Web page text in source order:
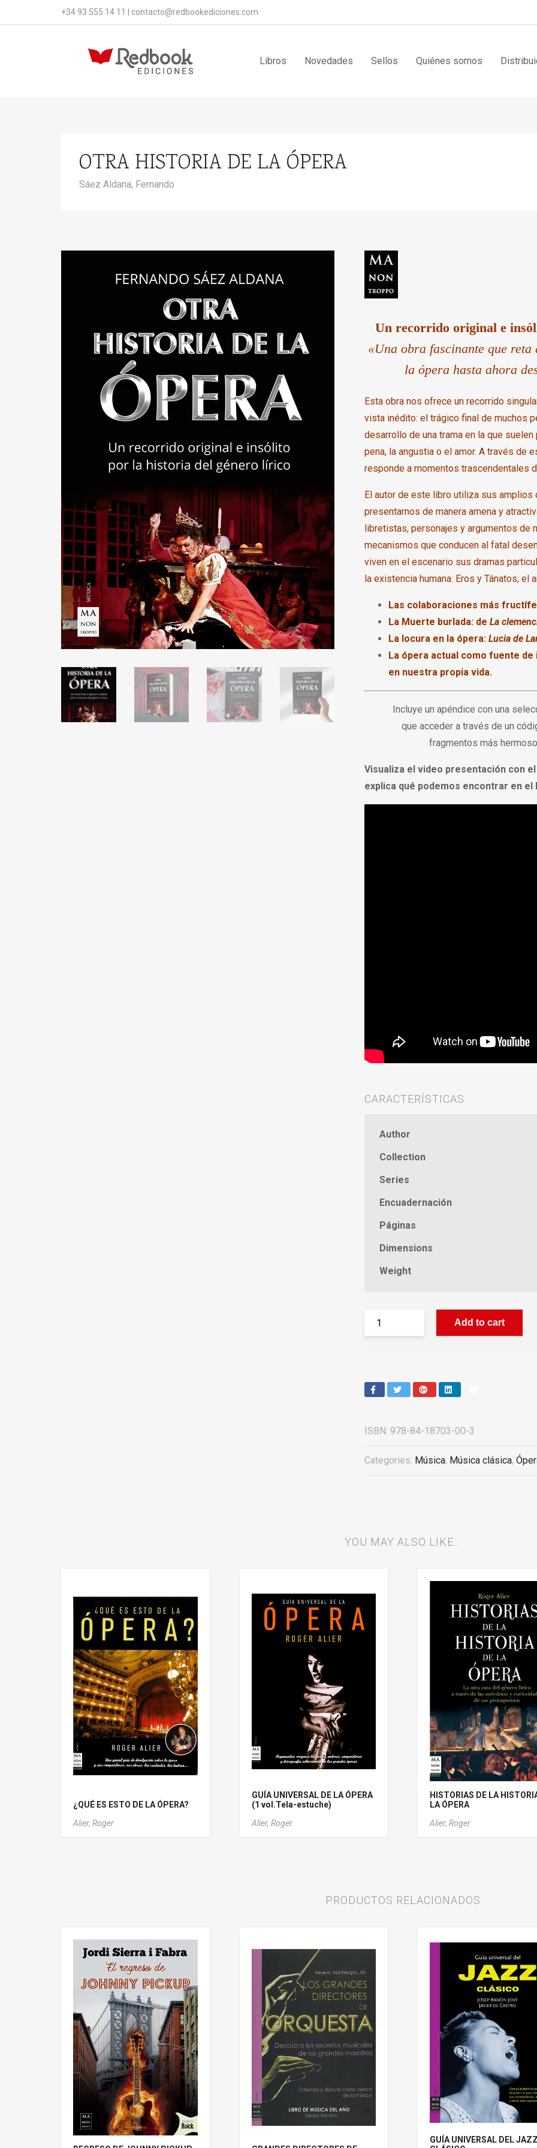
+34 93 555 14 11 contacto@redbookediciones.com
Libros Novedades Sellos Quiénes somos
OTRA HISTORIA DE LA ÓPERA
Sáez Aldana, Fernando
Un recorrido original e
«Una obra fascinante que
la ópera hasta ahora
Esta obra nos ofrece un recorrido
vista inédito: el trágico final de muchos
desarrollo de una trama en la que
pena, la angustia o el amor. A través de
responde a momentos trascendentales
El autor de este libro utiliza sus
presentarnos de manera amena y
libretistas, personajes y argumentos de
mecanismos que conducen al fatal
viven en el escenario sus dramas
la existencia humana: Eros y Tánatos, el
Las colaboraciones más
La Muerte burlada: de La
La locura en la ópera: Lucia de
La ópera actual como fuente
en nuestra propia vida.
Incluye un apéndice con una
que acceder a través de un
fragmentos más
Visualiza el video presentación con
explica qué podemos encontrar en el
CARACTERÍSTICAS
Author
Collection
Series
Encuadernación
Páginas
Dimensions
Weight
Add to cart
ISBN: 978-84-18703-00-3
Categories: Música, Música clásica,
YOU MAY ALSO LIKE…
¿QUÉ ES ESTO DE LA ÓPERA?
Alier, Roger
GUÍA UNIVERSAL DE LA ÓPERA
(1 vol.Tela-estuche)
Alier, Roger
HISTORIAS DE LA
LA ÓPERA
Alier, Roger
PRODUCTOS RELACIONADOS
GUÍA UNIVERSAL DEL